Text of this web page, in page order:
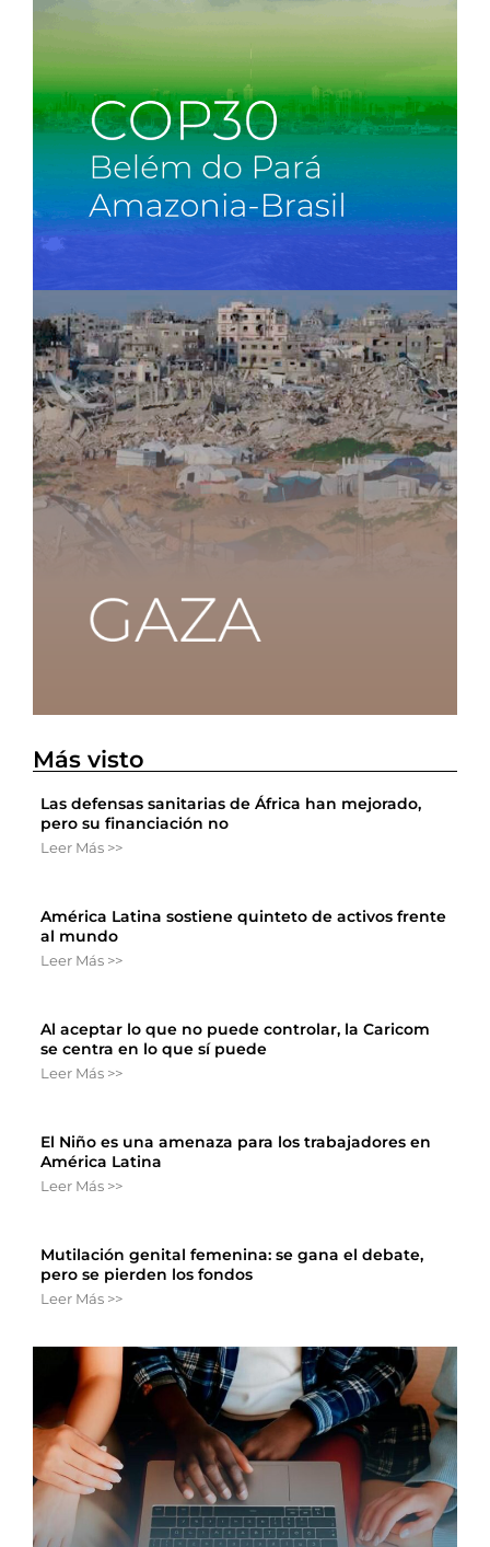
Más visto
Las defensas sanitarias de África han mejorado,
pero su financiación no
Leer Más >>
América Latina sostiene quinteto de activos frente
al mundo
Leer Más >>
Al aceptar lo que no puede controlar, la Caricom
se centra en lo que sí puede
Leer Más >>
El Niño es una amenaza para los trabajadores en
América Latina
Leer Más >>
Mutilación genital femenina: se gana el debate,
pero se pierden los fondos
Leer Más >>